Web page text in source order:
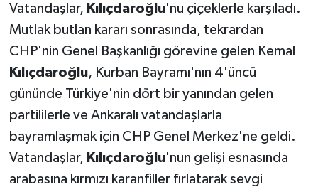
Vatandaşlar, Kılıçdaroğlu'nu çiçeklerle karşıladı.
Mutlak butlan kararı sonrasında, tekrardan
CHP'nin Genel Başkanlığı görevine gelen Kemal
Kılıçdaroğlu, Kurban Bayramı'nın 4'üncü
gününde Türkiye'nin dört bir yanından gelen
partililerle ve Ankaralı vatandaşlarla
bayramlaşmak için CHP Genel Merkez'ne geldi.
Vatandaşlar, Kılıçdaroğlu'nun gelişi esnasında
arabasına kırmızı karanfiller fırlatarak sevgi